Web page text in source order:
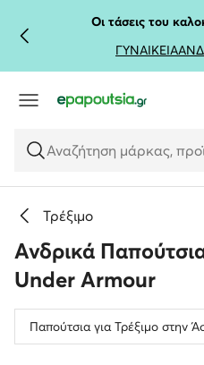
ΜΕΤΆΒΑΣΗ ΣΤΟ ΚΎΡΙΟ
ΜΕΤΆΒΑΣΗ ΣΤΗΝΟι τάσεις του
ΓΥΝΑΙΚΕΙΑ
Αναζήτηση μάρκας,
Τρέξιμο
Ανδρικά
Under Armour
Παπούτσια για Τρέξιμο στην